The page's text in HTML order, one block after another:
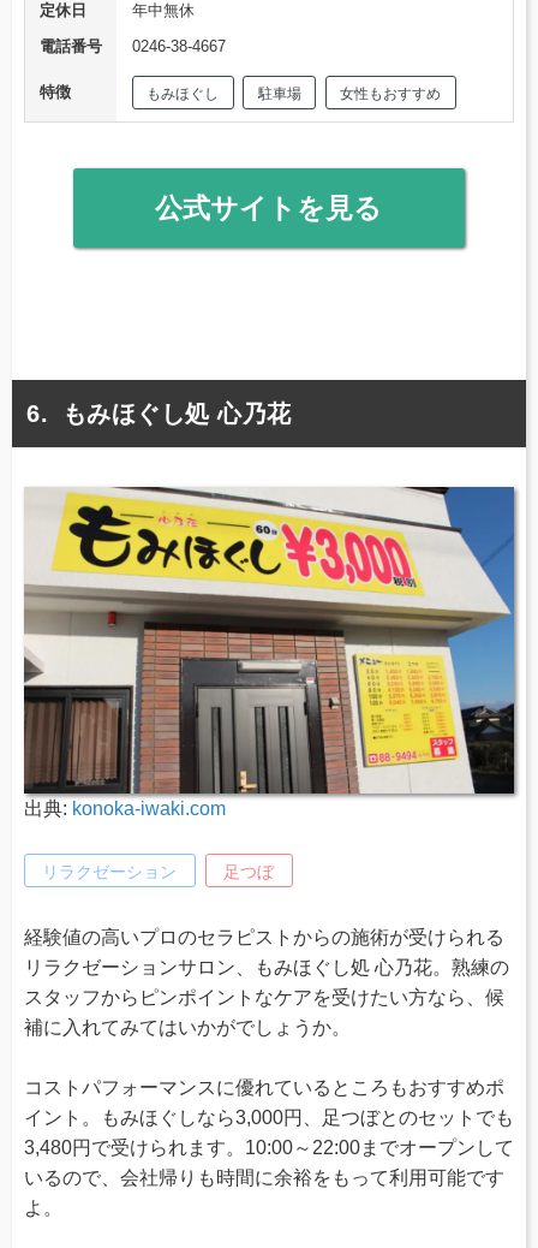
定休日
年中無休
電話番号
0246-38-4667
特徴 もみほぐし 駐車場 女性もおすすめ
公式サイトを見る
もみほぐし処 心乃花
出典: konoka-iwaki.com
リラクゼーション 足つぼ
経験値の高いプロのセラピストからの施術が受けられる
リラクゼーションサロン、もみほぐし処 心乃花。熟練の
スタッフからピンポイントなケアを受けたい方なら、候
補に入れてみてはいかがでしょうか。
コストパフォーマンスに優れているところもおすすめポ
イント。もみほぐしなら3,000円、足つぼとのセットでも
3,480円で受けられます。10:00～22:00までオープンして
いるので、会社帰りも時間に余裕をもって利用可能です
よ。